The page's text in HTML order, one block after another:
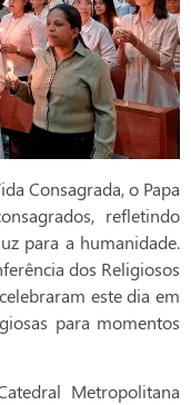
Consagrada, o Papa
refletindo
para a humanidade.
dos Religiosos
este dia em
para momentos
Metropolitana